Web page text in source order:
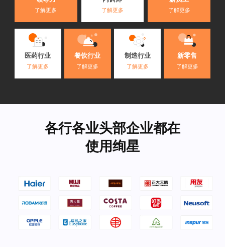
了解更多 了解更多 了解更多
医药行业
了解更多
餐饮行业
了解更多
制造行业
了解更多
新零售
了解更多
各行各业头部企业都在
使用绚星